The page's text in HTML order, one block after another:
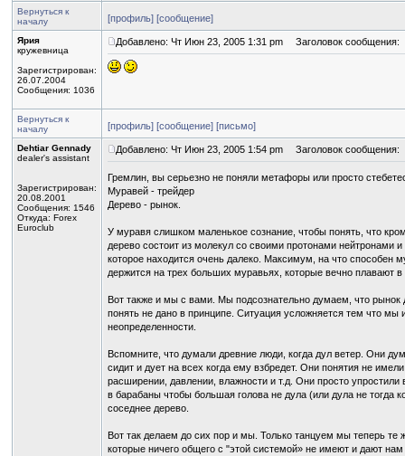
Вернуться к
началу
[профиль] [сообщение]
Ярия
кружевница
Зарегистрирован:
26.07.2004
Сообщения: 1036
Добавлено: Чт Июн 23, 2005 1:31 pm Заголовок сообщения:
Вернуться к
началу
[профиль] [сообщение] [письмо]
Dehtiar Gennady
dealer's assistant
Зарегистрирован:
20.08.2001
Сообщения: 1546
Откуда: Forex
Euroclub
Добавлено: Чт Июн 23, 2005 1:54 pm Заголовок сообщения:
Гремлин, вы серьезно не поняли метафоры или просто
Муравей - трейдер
Дерево - рынок.
У муравя слишком маленькое сознание, чтобы понять, что
дерево состоит из молекул со своими протонами нейтронами
которое находится очень далеко. Максимум, на что способен
держится на трех больших муравьях, которые вечно плавают
Вот также и мы с вами. Мы подсознательно думаем, что рынок
понять не дано в принципе. Ситуация усложняется тем что мы
неопределенности.
Вспомните, что думали древние люди, когда дул ветер. Они
сидит и дует на всех когда ему взбредет. Они понятия не
расширении, давлении, влажности и т.д. Они просто
в барабаны чтобы большая голова не дула (или дула не тогда
соседнее дерево.
Вот так делаем до сих пор и мы. Только танцуем мы теперь
которые ничего общего с "этой системой» не имеют и дают